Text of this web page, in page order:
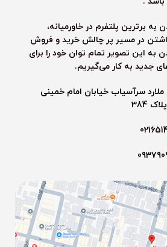
برترین پلتفرم در خاورمیانه،
در مسیر پر چالش خرید و فروش
به این تصویر تمام توان خود را برای
جدید به کار می‌گیریم.
سرآسیاب خیابان امام خمینی
384